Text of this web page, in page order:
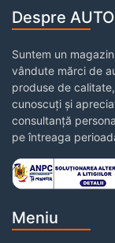
Despre
Suntem un
vândute mărci de
produse de
cunoscuți și
consultanță
pe întreaga
Meniu